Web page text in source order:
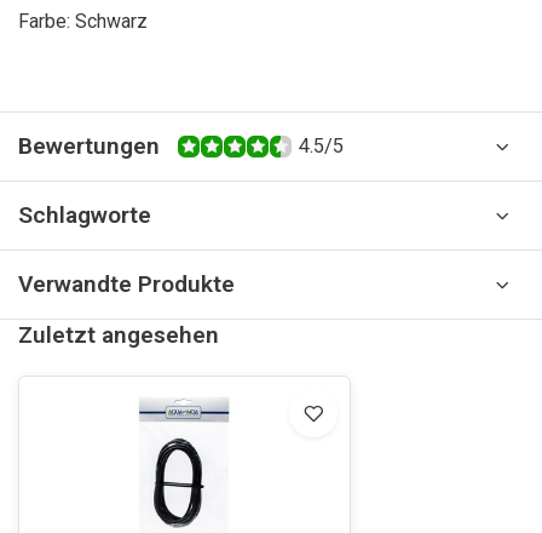
Farbe: Schwarz
Bewertungen 4.5/5
Schlagworte
Verwandte Produkte
Zuletzt angesehen